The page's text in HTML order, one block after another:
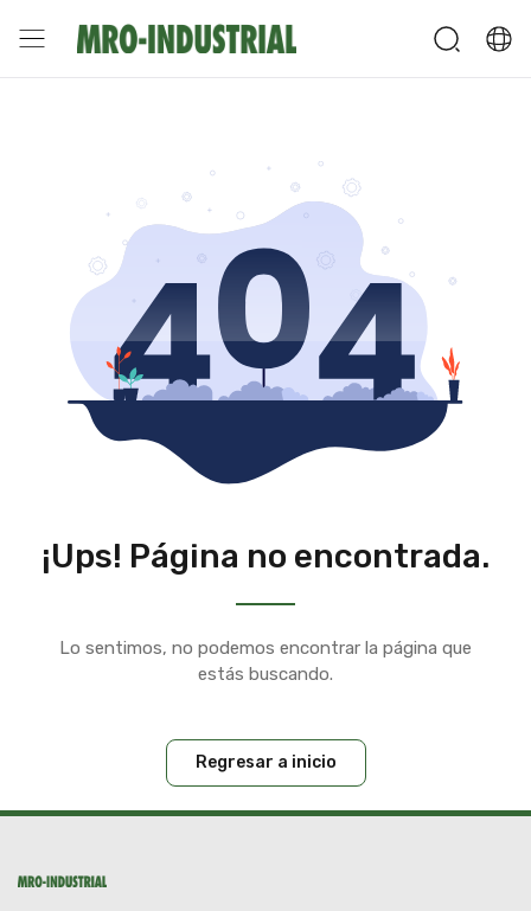
¡Ups! Página no encontrada.
Lo sentimos, no podemos encontrar la página que
estás buscando.
Regresar a inicio